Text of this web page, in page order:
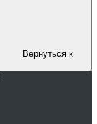
Вернуться к